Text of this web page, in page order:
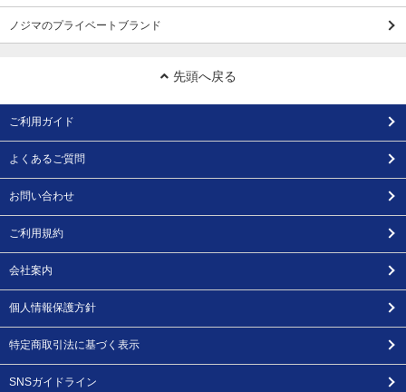
ノジマのプライベートブランド
先頭へ戻る
ご利用ガイド
よくあるご質問
お問い合わせ
ご利用規約
会社案内
個人情報保護方針
特定商取引法に基づく表示
SNSガイドライン